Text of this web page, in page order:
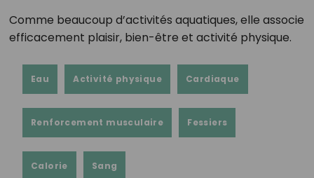
Comme beaucoup d’activités aquatiques, elle associe
efficacement plaisir, bien-être et activité physique.
Eau Activité physique Cardiaque
Renforcement musculaire Fessiers
Calorie Sang